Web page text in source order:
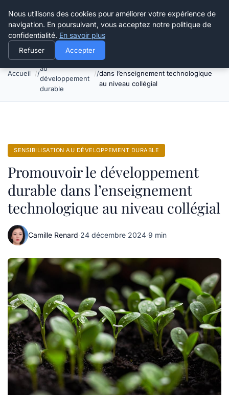
Happy Calyx Farmer
Accueil
Sensibilisation
au
développement
durable
dans l’enseignement technologique
au niveau collégial
SENSIBILISATION AU DÉVELOPPEMENT DURABLE
Promouvoir le développement
durable dans l’enseignement
technologique au niveau collégial
Camille Renard·24 décembre 2024·9 min
Nous utilisons des cookies pour améliorer votre expérience de
navigation. En poursuivant, vous acceptez notre politique de
confidentialité. En savoir plus
Refuser Accepter